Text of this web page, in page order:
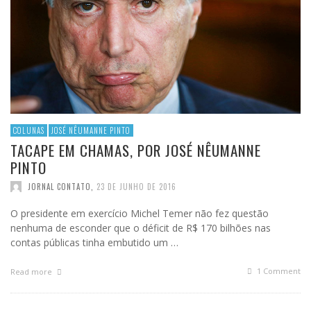
COLUNAS JOSÉ NÊUMANNE PINTO
TACAPE EM CHAMAS, POR JOSÉ NÊUMANNE
PINTO
JORNAL CONTATO 23 DE JUNHO DE 2016
O presidente em exercício Michel Temer não fez questão
nenhuma de esconder que o déficit de R$ 170 bilhões nas
contas públicas tinha embutido um …
Read more 1 Comment